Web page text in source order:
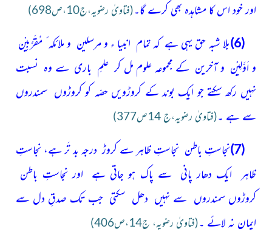
اور خود اس کا مشاہدہ بھی کرے گا۔(فتاویٰ رضویہ،ج10،ص698)
(6)
بلا شبہ حق یہی ہے کہ تمام انبیا ء و مرسلین و ملائکہ ٔ مُقَرَّبِیْن
و اَوَّلِیْن و آخرین کے مجموعہ علوم مل کر علمِ باری سے وہ نسبت
نہیں رکھ سکتے جو ایک بوند کے کروڑویں حصّہ کو کروڑوں سمندروں
سے ہے ۔(فتاویٰ رضویہ،ج 14ص377)
(7)
نجاستِ باطن نجاستِ ظاہر سے کروڑ درجہ بد تَر ہے، نجاستِ
ظاہر ایک دھار پانی سے پاک ہو جاتی ہے اور نجاستِ باطن
کروڑوں سمندروں سے نہیں دھل سکتی جب تک صدقِ دل سے
ایمان نہ لائے ۔(فتاویٰ رضویہ، ج14،ص406)